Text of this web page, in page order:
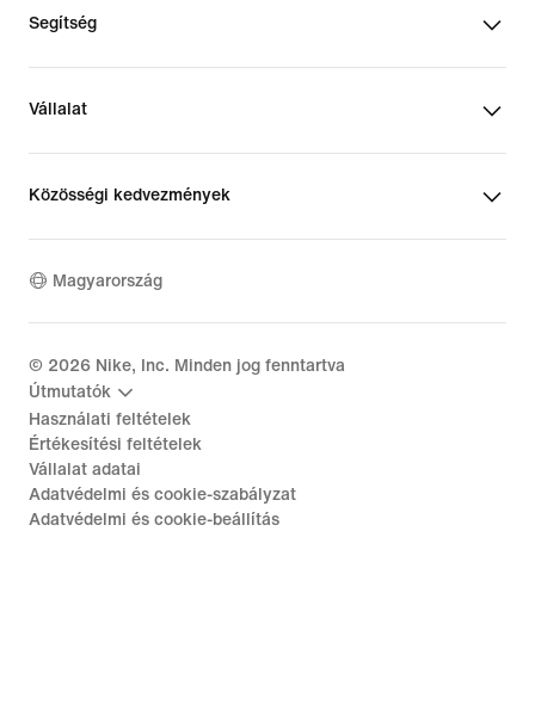
Segítség
Vállalat
Közösségi kedvezmények
Magyarország
© 2026 Nike, Inc. Minden jog fenntartva
Útmutatók
Használati feltételek
Értékesítési feltételek
Vállalat adatai
Adatvédelmi és cookie-szabályzat
Adatvédelmi és cookie-beállítás